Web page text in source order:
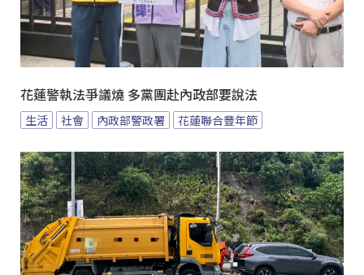
花蓮警執法爭議燒 多黨團赴內政部要說法
生活 社會 內政部警政署 花蓮聯合豐年節